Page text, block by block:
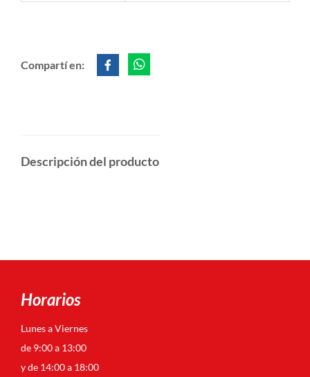
Compartí en:
Descripción del producto
Horarios
Lunes a Viernes
de 9:00 a 13:00
y de 14:00 a 18:00